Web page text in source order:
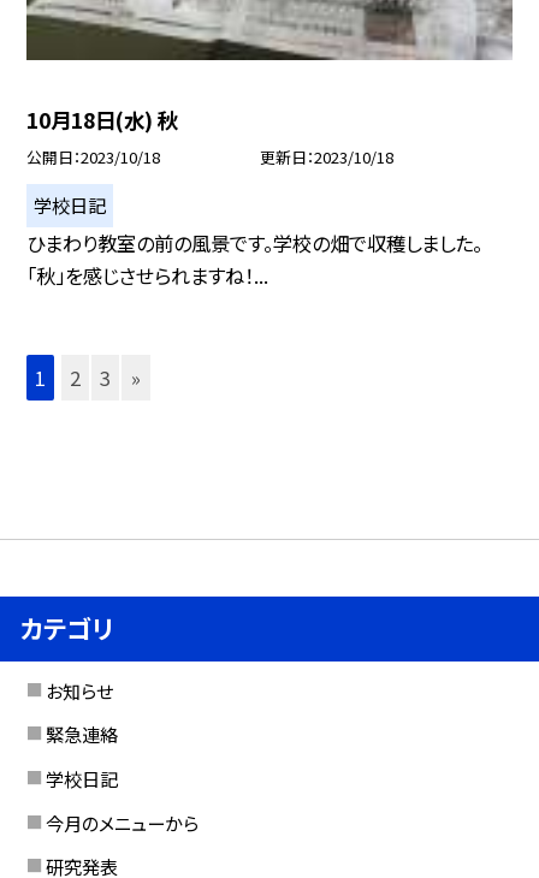
10月18日(水) 秋
公開日 2023/10/18 更新日 2023/10/18
学校日記
ひまわり教室の前の風景です。学校の畑で収穫しました。
「秋」を感じさせられますね！...
1 2 3 »
カテゴリ
お知らせ
緊急連絡
学校日記
今月のメニューから
研究発表